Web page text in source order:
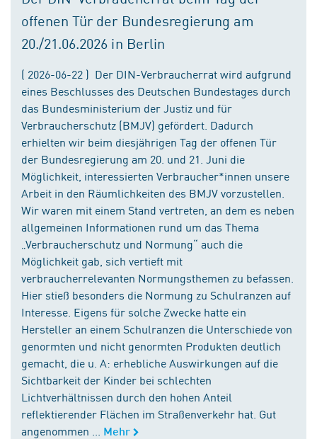
offenen Tür der Bundesregierung am
20./21.06.2026 in Berlin
( 2026-06-22 ) Der DIN-Verbraucherrat wird aufgrund
eines Beschlusses des Deutschen Bundestages durch
das Bundesministerium der Justiz und für
Verbraucherschutz (BMJV) gefördert. Dadurch
erhielten wir beim diesjährigen Tag der offenen Tür
der Bundesregierung am 20. und 21. Juni die
Möglichkeit, interessierten Verbraucher*innen unsere
Arbeit in den Räumlichkeiten des BMJV vorzustellen.
Wir waren mit einem Stand vertreten, an dem es neben
allgemeinen Informationen rund um das Thema
„Verbraucherschutz und Normung“ auch die
Möglichkeit gab, sich vertieft mit
verbraucherrelevanten Normungsthemen zu befassen.
Hier stieß besonders die Normung zu Schulranzen auf
Interesse. Eigens für solche Zwecke hatte ein
Hersteller an einem Schulranzen die Unterschiede von
genormten und nicht genormten Produkten deutlich
gemacht, die u. A: erhebliche Auswirkungen auf die
Sichtbarkeit der Kinder bei schlechten
Lichtverhältnissen durch den hohen Anteil
reflektierender Flächen im Straßenverkehr hat. Gut
angenommen ...
Mehr